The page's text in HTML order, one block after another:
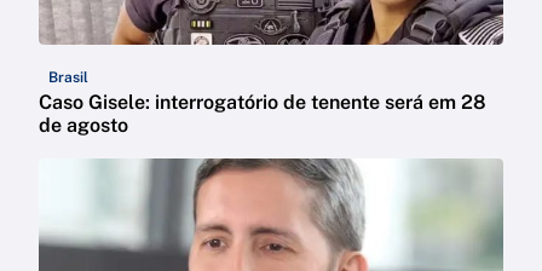
Brasil
Caso Gisele: interrogatório de tenente será em 28
de agosto